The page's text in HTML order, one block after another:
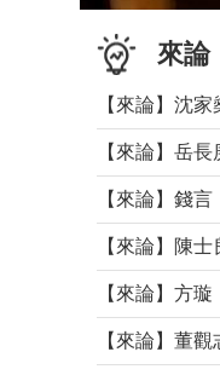
來論
【來論】董